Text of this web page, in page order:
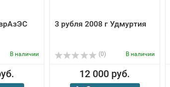
В наличии
3 рубля 2008 г Удмуртия
(0) В наличии
12 000 руб.